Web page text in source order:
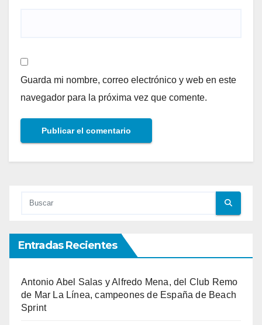
Guarda mi nombre, correo electrónico y web en este
navegador para la próxima vez que comente.
Entradas Recientes
Antonio Abel Salas y Alfredo Mena, del Club Remo
de Mar La Línea, campeones de España de Beach
Sprint